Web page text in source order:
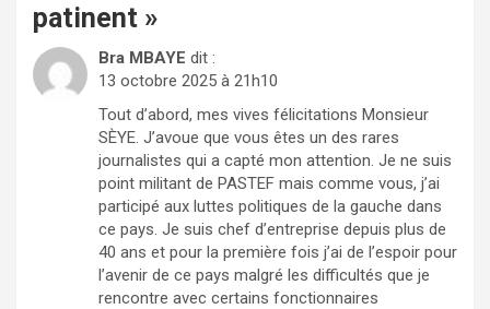
patinent »
Bra MBAYE dit :
13 octobre 2025 à 21h10
Tout d’abord, mes vives félicitations Monsieur
SÈYE. J’avoue que vous êtes un des rares
journalistes qui a capté mon attention. Je ne suis
point militant de PASTEF mais comme vous, j’ai
participé aux luttes politiques de la gauche dans
ce pays. Je suis chef d’entreprise depuis plus de
40 ans et pour la première fois j’ai de l’espoir pour
l’avenir de ce pays malgré les difficultés que je
rencontre avec certains fonctionnaires